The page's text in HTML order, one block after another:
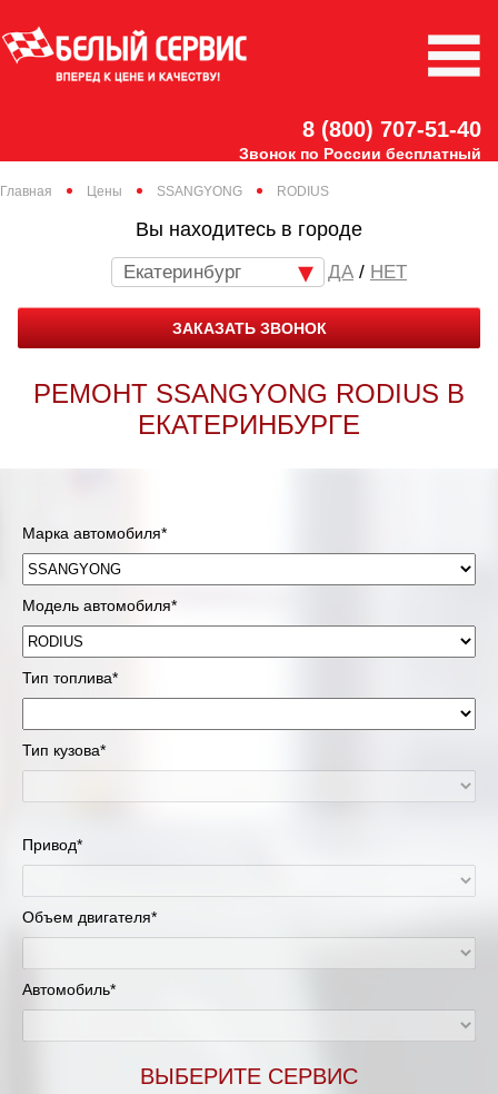
8 (800) 707-51-40
Звонок по России бесплатный
Главная Цены SSANGYONG RODIUS
Вы находитесь в городе
Екатеринбург / НЕТ
ЗАКАЗАТЬ ЗВОНОК
РЕМОНТ SSANGYONG RODIUS В
ЕКАТЕРИНБУРГЕ
Марка автомобиля*
Модель автомобиля*
Тип топлива*
Тип кузова*
Привод*
Объем двигателя*
Автомобиль*
ВЫБЕРИТЕ СЕРВИС